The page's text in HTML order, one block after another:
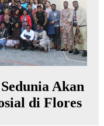
Akan
di Flores